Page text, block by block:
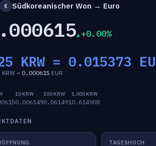
€ Südkoreanischer Won → Euro
+0.00%
KRW = 0.015373
KRW = 0.000615 EUR
10 KRW
0.006149
100 KRW
0.061491
1,000 KRW
0.614908
TAGESHOCH